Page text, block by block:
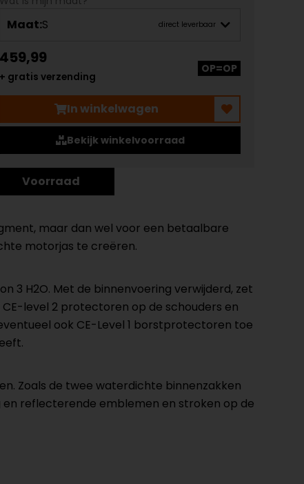
Maat:S direct leverbaar
459,99
+ gratis verzending
OP=OP
In winkelwagen
Bekijk winkelvoorraad
Voorraad
maar dan wel voor een betaalbare
motorjas te creëren.
3 H2O. Met de binnenvoering verwijderd, zet
CE-level 2 protectoren op de schouders en
ook CE-Level 1 borstprotectoren toe
Zoals de twee waterdichte binnenzakken
reflecterende emblemen en stroken op de